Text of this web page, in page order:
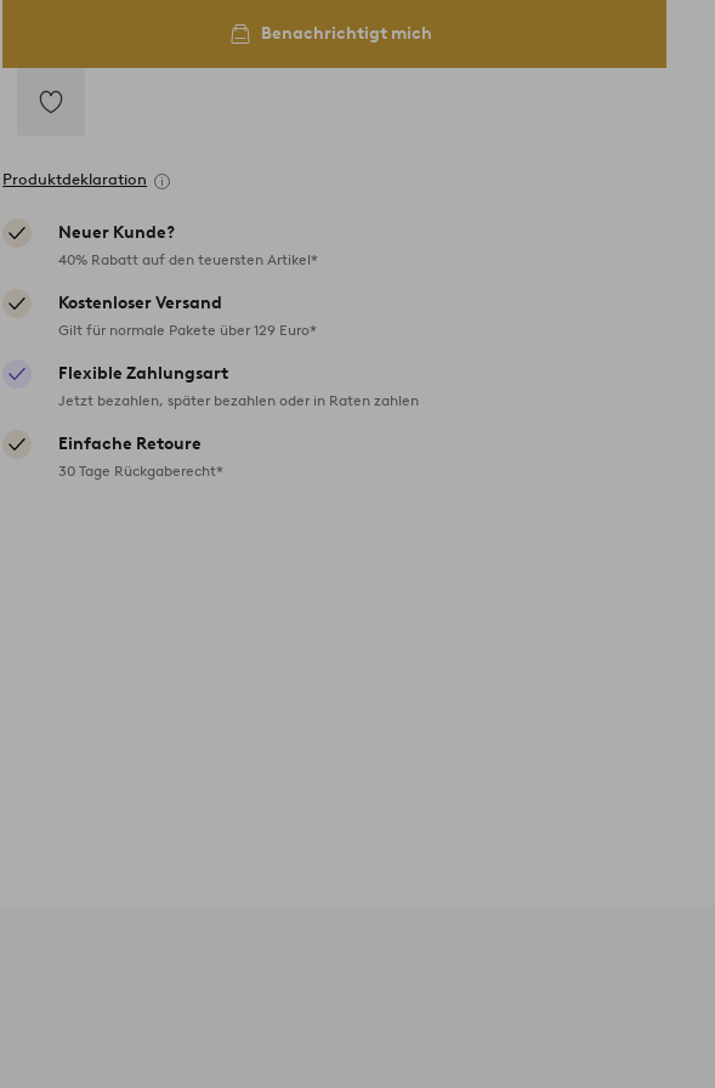
Benachrichtigt mich
Favoriten
hinzufügen
Produktdeklaration
Neuer Kunde?
40% Rabatt auf den teuersten Artikel*
Kostenloser Versand
Gilt für normale Pakete über 129 Euro*
Flexible Zahlungsart
Jetzt bezahlen, später bezahlen oder in Raten zahlen
Einfache Retoure
30 Tage Rückgaberecht*